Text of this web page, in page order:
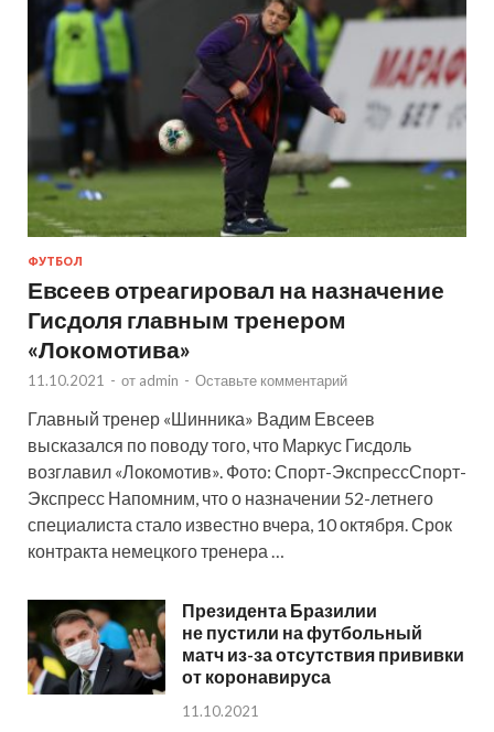
ФУТБОЛ
Евсеев отреагировал на назначение
Гисдоля главным тренером
«Локомотива»
11.10.2021 - от admin - Оставьте комментарий
Главный тренер «Шинника» Вадим Евсеев
высказался по поводу того, что Маркус Гисдоль
возглавил «Локомотив». Фото: Спорт-ЭкспрессСпорт-
Экспресс Напомним, что о назначении 52-летнего
специалиста стало известно вчера, 10 октября. Срок
контракта немецкого тренера …
Президента Бразилии
не пустили на футбольный
матч из-за отсутствия прививки
от коронавируса
11.10.2021